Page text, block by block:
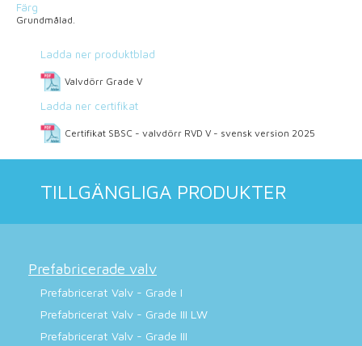
Färg
Grundmålad.
Ladda ner produktblad
Valvdörr Grade V
Ladda ner certifikat
Certifikat SBSC - valvdörr RVD V - svensk version 2025
TILLGÄNGLIGA PRODUKTER
Prefabricerade valv
Prefabricerat Valv - Grade I
Prefabricerat Valv - Grade III LW
Prefabricerat Valv - Grade III